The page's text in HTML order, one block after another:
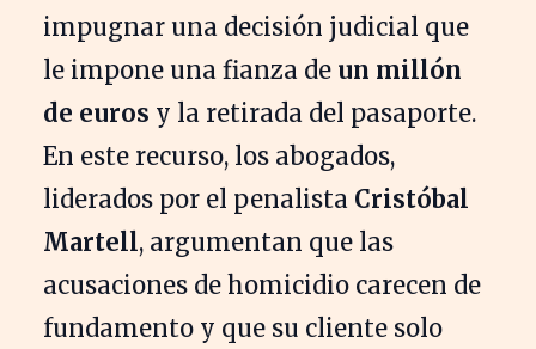
impugnar una decisión judicial que
le impone una fianza de un millón
de euros y la retirada del pasaporte.
En este recurso, los abogados,
liderados por el penalista Cristóbal
Martell, argumentan que las
acusaciones de homicidio carecen de
fundamento y que su cliente solo